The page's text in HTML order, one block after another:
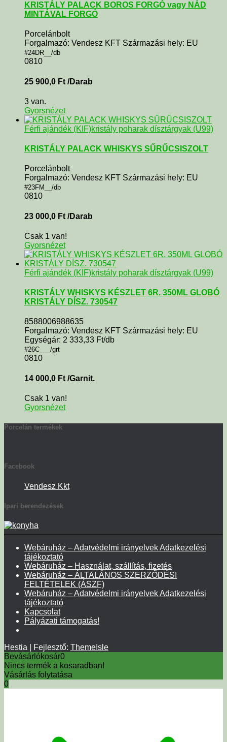
KRISTÁLY PALACK BOROS FORGÓ vagy NÁD
MINTÁVAL FORGÓ
Porcelánbolt
Forgalmazó: Vendesz KFT Származási hely: EU
#24DR__/db
0810
25 900,0 Ft /Darab
3 van.
Gyorsnézet
Férfi ajándék (KIF)kristály poharak dísztárgyak (U99)
KRISTÁLY PALACK WHISKYS SŰRŰCSISZOLT
Porcelánbolt
Forgalmazó: Vendesz KFT Származási hely: EU
#23FM__/db
0810
23 000,0 Ft /Darab
Csak 1 van!
Gyorsnézet
Férfi ajándék (KIF)kristály poharak dísztárgyak (U99)
KRISTÁLY WHISKYS KÉSZLET 6R. 350ML GLOBÓ
KRISTÁLY DÍSZ. 730547
8588006988635
Forgalmazó: Vendesz KFT Származási hely: EU
Egységár: 2 333,33 Ft/db
#26C___/grt
0810
14 000,0 Ft /Garnit.
Csak 1 van!
Gyorsnézet
Porcelán termékek
Facebook
Vendesz Kkt
Ipari berendezések
Webáruház – Adatvédelmi irányelvek Adatkezelési
tájékoztató
Webáruház – Használat, szállítás, fizetés
Webáruház – ÁLTALÁNOS SZERZŐDÉSI
FELTÉTELEK (ÁSZF)
Webáruház – Adatvédelmi irányelvek Adatkezelési
tájékoztató
Kapcsolat
Pályázati támogatás!
Hestia | Fejlesztő: ThemeIsle
Bevásárlókosár0
Nincs termék a kosaradban!
Vásárlás folytatása
0